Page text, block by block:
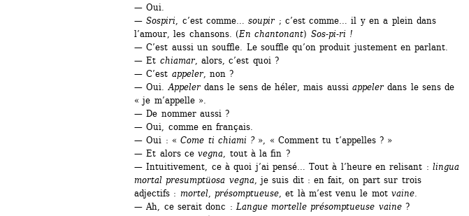
— Oui.
— Sospiri , c’est comme… soupir ; c’est comme… il y en a plein dans
l’amour, les chansons. (En chantonant) Sos-pi-ri !
— C’est aussi un souffle. Le souffle qu’on produit justement en parlant.
— Et chiamar, alors, c’est quoi ?
— C’est appeler, non ?
— Oui. Appelerdans le sens de héler, mais aussi appeler dans le sens de
« je m’appelle ».
— De nommer aussi ?
— Oui, comme en français.
— Oui : « Come ti chiami ? », « Comment tu t’appelles ? »
— Et alors ce vegna , tout à la fin ?
— Intuitivement, ce à quoi j’ai pensé… Tout à l’heure en relisant : lingua
mortal presumptüosa vegna, je suis dit : en fait, on part sur trois
adjectifs : mortel, présomptueuse, et là m’est venu le mot vaine
— Ah, ce serait donc : Langue mortelle présomptueuse vaine ?